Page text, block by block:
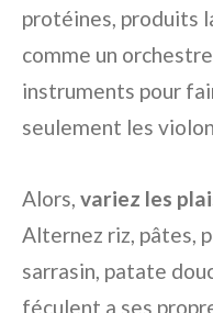
protéines, produits
comme un
instruments pour
seulement les
Alors, variez les
Alternez riz, pâtes,
sarrasin, patate
féculent a ses